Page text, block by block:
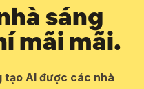
sáng
mãi mãi.
tạo AI được các nhà